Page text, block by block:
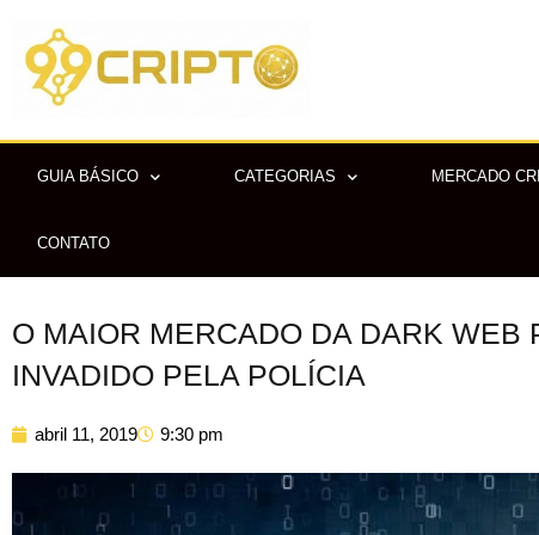
para
conteúdo
GUIA BÁSICO CATEGORIAS MERCADO
CONTATO
O MAIOR MERCADO DA DARK WEB
INVADIDO PELA POLÍCIA
abril 11, 2019 9:30 pm